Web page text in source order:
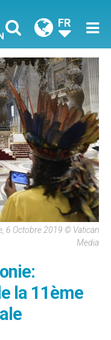
FR
6 Octobre 2019 © Vatican
Media
la 11ème